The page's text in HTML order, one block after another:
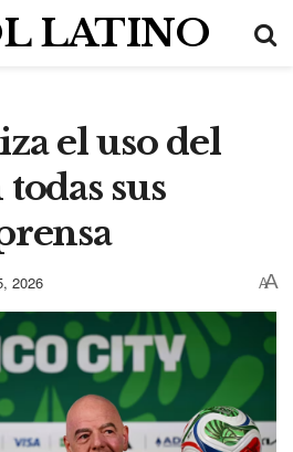
LATINO
el uso del
sus
2026 AA